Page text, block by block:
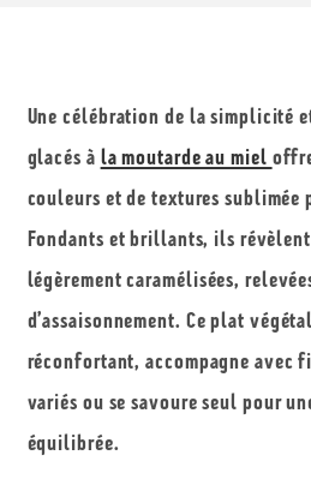
Une célébration de la simplicité
glacés à la moutarde au miel
couleurs et de textures sublimée
Fondants et brillants, ils révèlent
légèrement caramélisées,
d’assaisonnement. Ce plat
réconfortant, accompagne avec
variés ou se savoure seul pour
équilibrée.